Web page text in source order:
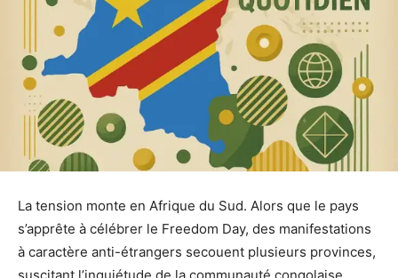
La tension monte en Afrique du Sud. Alors que le pays
s’apprête à célébrer le Freedom Day, des manifestations
à caractère anti-étrangers secouent plusieurs provinces,